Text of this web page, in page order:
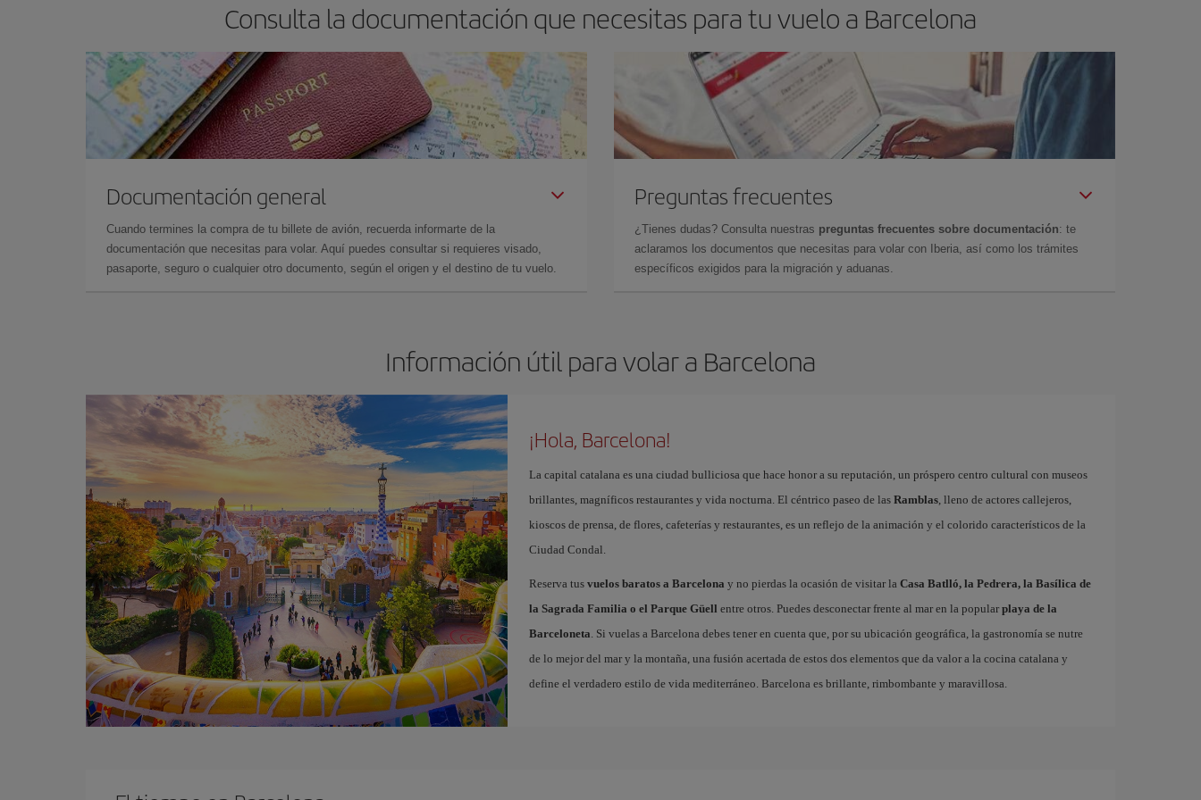
Consulta la documentación que necesitas para tu vuelo a Barcelona
Documentación general
Cuando termines la compra de tu billete de avión, recuerda informarte de la
documentación que necesitas para volar. Aquí puedes consultar si requieres visado,
pasaporte, seguro o cualquier otro documento, según el origen y el destino de tu vuelo.
Preguntas frecuentes
¿Tienes dudas? Consulta nuestras preguntas frecuentes sobre documentación: te
aclaramos los documentos que necesitas para volar con Iberia, así como los trámites
específicos exigidos para la migración y aduanas.
Información útil para volar a Barcelona
¡Hola, Barcelona!
La capital catalana es una ciudad bulliciosa que hace honor a su reputación, un próspero centro cultural con museos
brillantes, magníficos restaurantes y vida nocturna. El céntrico paseo de las Ramblas, lleno de actores callejeros,
kioscos de prensa, de flores, cafeterías y restaurantes, es un reflejo de la animación y el colorido característicos de la
Ciudad Condal.
Reserva tus vuelos baratos a Barcelona y no pierdas la ocasión de visitar la Casa Batlló, la Pedrera, la Basílica de
la Sagrada Familia o el Parque Güell entre otros. Puedes desconectar frente al mar en la popular playa de la
Barceloneta . Si vuelas a Barcelona debes tener en cuenta que, por su ubicación geográfica, la gastronomía se nutre
de lo mejor del mar y la montaña, una fusión acertada de estos dos elementos que da valor a la cocina catalana y
define el verdadero estilo de vida mediterráneo. Barcelona es brillante, rimbombante y maravillosa.